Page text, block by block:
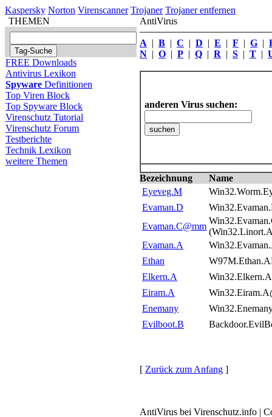
Kaspersky Norton Virenscanner Trojaner Trojaner entfernen
THEMEN
FREE Downloads
Antivirus Lexikon
Spyware Definitionen
Top Viren Block
Top Spyware Block
Virenschutz Tutorial
Virenschutz Forum
Testberichte
Technik Lexikon
weitere Themen
AntiVirus
A | B | C | D | E | F | G |
N | O | P | Q | R | S | T |
anderen Virus suchen:
Bezeichnung
Name
Eyeveg.M
Evaman.D
Evaman.C@mm
Evaman.A
Ethan
Elkern.A
Win32.Elkern.A
Eiram.A
Enemany
Evilboot.B
[ Zurück zum Anfang ]
AntiVirus bei Virenschutz.info |